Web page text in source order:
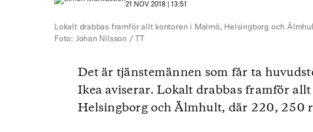
21 NOV 2018 | 13:51
Lokalt drabbas framför allt kontoren i Malmö, Helsingborg och
Foto: Johan Nilsson / TT
Det är tjänstemännen som får ta
Ikea aviserar. Lokalt drabbas framför
Helsingborg och Älmhult, där 220, 250